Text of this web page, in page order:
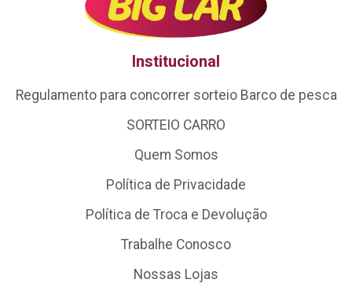
Institucional
Regulamento para concorrer sorteio Barco de pesca
SORTEIO CARRO
Quem Somos
Política de Privacidade
Política de Troca e Devolução
Trabalhe Conosco
Nossas Lojas